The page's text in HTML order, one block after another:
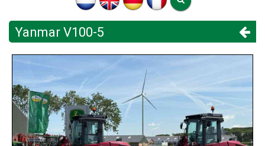
Yanmar V100-5